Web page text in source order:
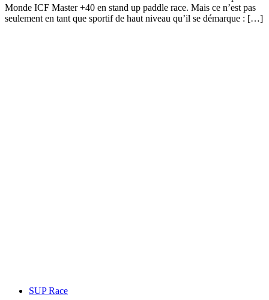
Monde ICF Master +40 en stand up paddle race. Mais ce n’est pas
seulement en tant que sportif de haut niveau qu’il se démarque : […]
SUP Race